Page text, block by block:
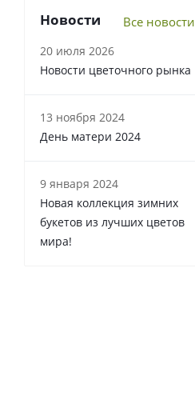
Новости Все новости
20 июля 2026
Новости цветочного рынка
13 ноября 2024
День матери 2024
9 января 2024
Новая коллекция зимних
букетов из лучших цветов
мира!